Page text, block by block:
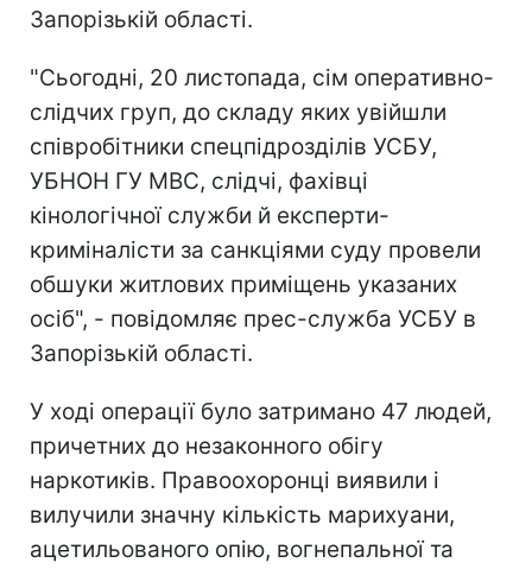
Запорізькій області.
"Сьогодні, 20 листопада, сім оперативно-
слідчих груп, до складу яких увійшли
співробітники спецпідрозділів УСБУ,
УБНОН ГУ МВС, слідчі, фахівці
кінологічної служби й експерти-
криміналісти за санкціями суду провели
обшуки житлових приміщень указаних
осіб", - повідомляє прес-служба УСБУ в
Запорізькій області.
У ході операції було затримано 47 людей,
причетних до незаконного обігу
наркотиків. Правоохоронці виявили і
вилучили значну кількість марихуани,
ацетильованого опію, вогнепальної та